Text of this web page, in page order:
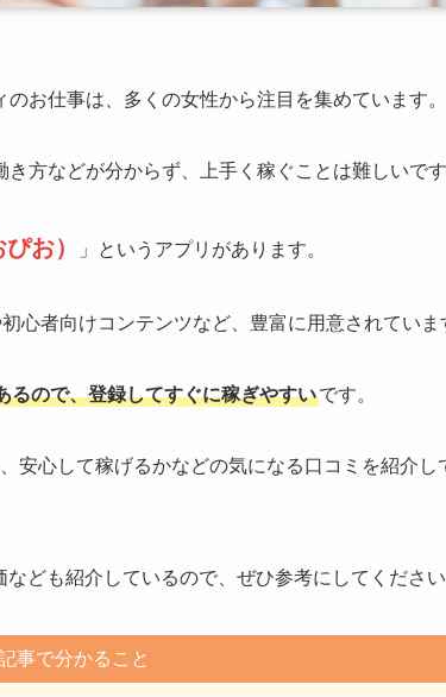
お仕事は、多くの女性から注目を集めています。
方などが分からず、上手く稼ぐことは難しいです
お） 」というアプリがあります。
心者向けコンテンツなど、豊富に用意されていま
るので、登録してすぐに稼ぎやすいです。
安心して稼げるかなどの気になる口コミを紹介し
ども紹介しているので、ぜひ参考にしてください
事で分かること